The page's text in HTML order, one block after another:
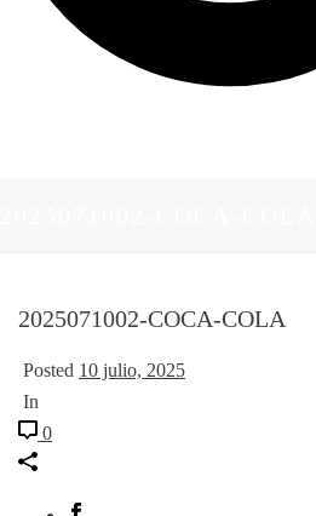
2025071002-COCA-COLA
Posted 10 julio, 2025
In
0